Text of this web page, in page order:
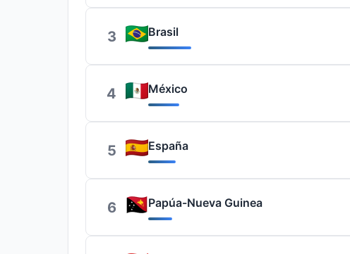
3 Brasil
4 México
5 España
6 Papúa-Nueva Guinea